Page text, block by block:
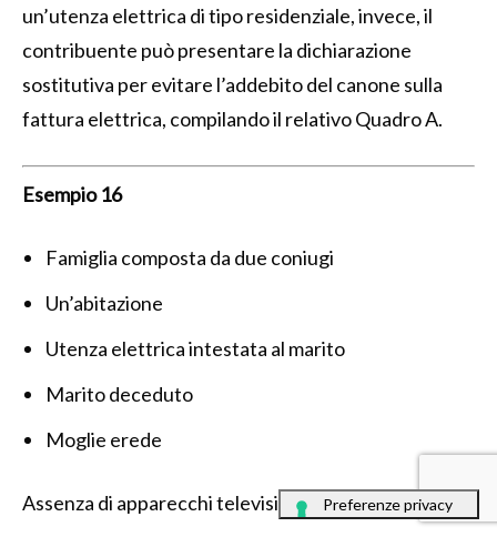
un’utenza elettrica di tipo residenziale, invece, il
contribuente può presentare la dichiarazione
sostitutiva per evitare l’addebito del canone sulla
fattura elettrica, compilando il relativo Quadro A.
Esempio 16
Famiglia composta da due coniugi
Un’abitazione
Utenza elettrica intestata al marito
Marito deceduto
Moglie erede
Assenza di apparecchi televisivi